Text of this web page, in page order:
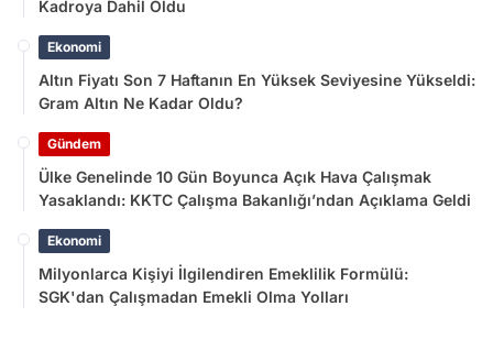
Kadroya Dahil Oldu
Ekonomi
Altın Fiyatı Son 7 Haftanın En Yüksek Seviyesine Yükseldi:
Gram Altın Ne Kadar Oldu?
Gündem
Ülke Genelinde 10 Gün Boyunca Açık Hava Çalışmak
Yasaklandı: KKTC Çalışma Bakanlığı’ndan Açıklama Geldi
Ekonomi
Milyonlarca Kişiyi İlgilendiren Emeklilik Formülü:
SGK'dan Çalışmadan Emekli Olma Yolları